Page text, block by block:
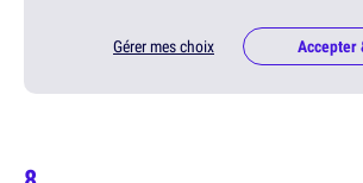
Gérer mes choix Accepter